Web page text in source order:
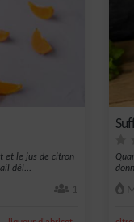
et le jus de citron
dél...
1